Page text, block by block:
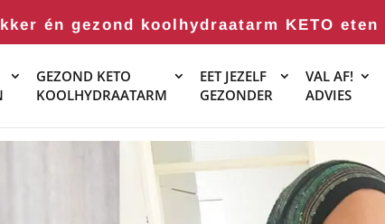
én gezond koolhydraatarm KETO eten
GEZOND KETO
KOOLHYDRAATARM
EET JEZELF
GEZONDER
VAL AF!
ADVIES